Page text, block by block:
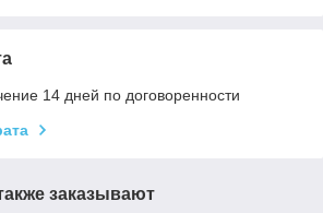
14 дней по договоренности
заказывают